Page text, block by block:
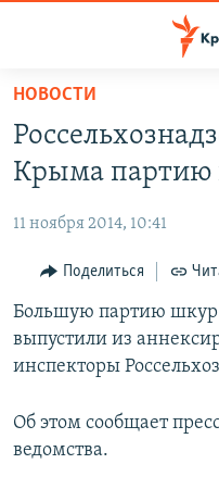
Вернуться
основному
содержанию
Вернутся
навигации
Вернутся
поиску
КАРТА ВОЕННЫХ ОБЪЕКТОВ
11 ЛЕТ ОККУПАЦИИ КРЫМА.
ВОДА
ИСТОРИЯ
ЕЩЕ
ИНТЕРАКТИВ
ИНФОГРАФИКА
СОВЕТЫ
РАДІО СВОБОДА
КАК ОБОЙТИ
Українською
Qırımtatar
НОВОСТИ
Крыма партию
11 ноября 2014, 10:41
Поделиться
Большую партию шкур
выпустили из
инспекторы
Об этом сообщает
ведомства.